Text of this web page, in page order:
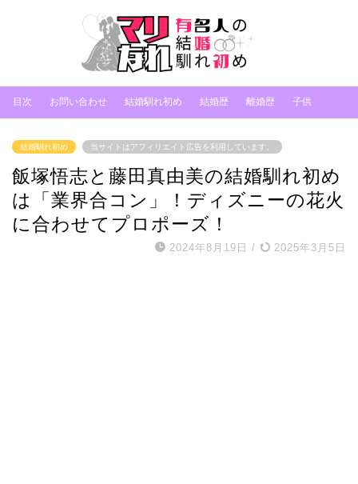
目次 お問い合わせ 結婚馴れ初め 結婚歴 離婚歴 子供
結婚馴れ初め 当サイトはアフィリエイト広告を利用しています。
飯塚悟志と藤田真由美の結婚馴れ初め
は「業界合コン」！ディズニーの花火
に合わせてプロポーズ！
2024年8月19日 / 2025年3月5日